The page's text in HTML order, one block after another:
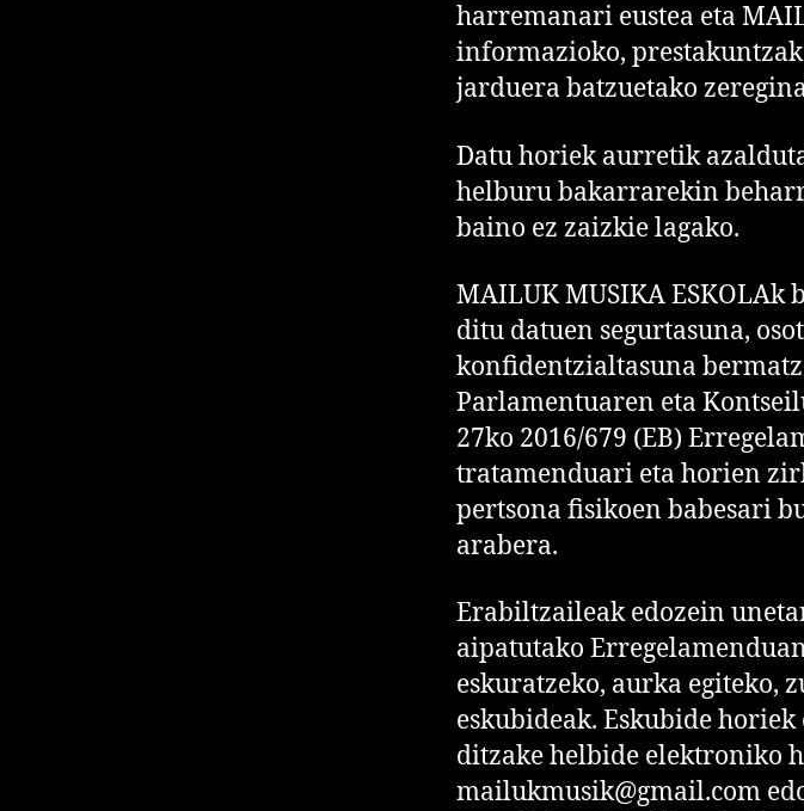
harremanari eustea eta
informazioko,
jarduera batzuetako
Datu horiek aurretik
helburu bakarrarekin
baino ez zaizkie lagako.
MAILUK MUSIKA
ditu datuen segurtasuna,
konfidentzialtasuna
Parlamentuaren eta
27ko 2016/679 (EB)
tratamenduari eta horien
pertsona fisikoen babesari
arabera.
Erabiltzaileak edozein
aipatutako
eskuratzeko, aurka egiteko,
eskubideak. Eskubide
ditzake helbide elektroniko
mailukmusik@gmail.com